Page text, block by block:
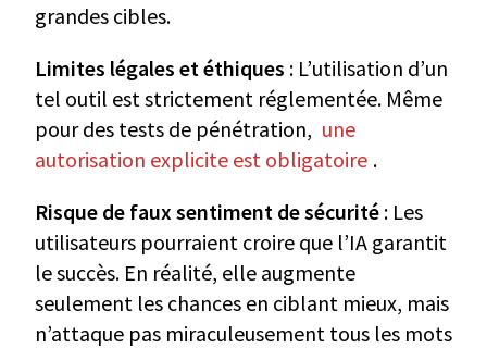
grandes cibles.
Limites légales et éthiques : L’utilisation d’un
tel outil est strictement réglementée. Même
pour des tests de pénétration, une
autorisation explicite est obligatoire .
Risque de faux sentiment de sécurité : Les
utilisateurs pourraient croire que l’IA garantit
le succès. En réalité, elle augmente
seulement les chances en ciblant mieux, mais
n’attaque pas miraculeusement tous les mots